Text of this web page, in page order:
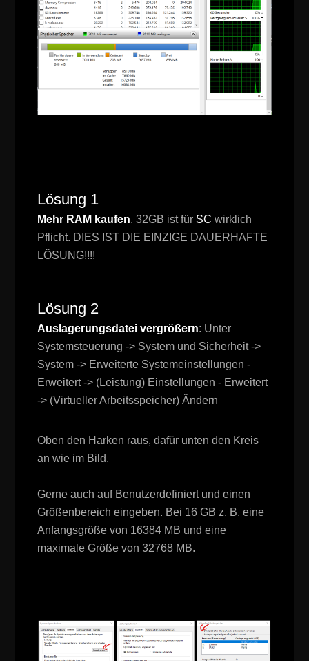
Lösung 1
Mehr RAM kaufen. 32GB ist für SC wirklich
Pflicht. DIES IST DIE EINZIGE DAUERHAFTE
LÖSUNG!!!!
Lösung 2
Auslagerungsdatei vergrößern: Unter
Systemsteuerung -> System und Sicherheit ->
System -> Erweiterte Systemeinstellungen -
Erweitert -> (Leistung) Einstellungen - Erweitert
-> (Virtueller Arbeitsspeicher) Ändern
Oben den Harken raus, dafür unten den Kreis
an wie im Bild.
Gerne auch auf Benutzerdefiniert und einen
Größenbereich eingeben. Bei 16 GB z. B. eine
Anfangsgröße von 16384 MB und eine
maximale Größe von 32768 MB.